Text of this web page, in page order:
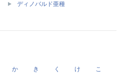
ディノバルド亜種
か き く け こ